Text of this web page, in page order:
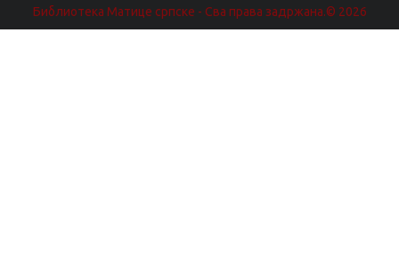
Библиотека Матице српске - Сва права задржана.© 2026